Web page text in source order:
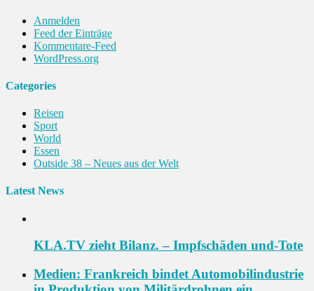
Anmelden
Feed der Einträge
Kommentare-Feed
WordPress.org
Categories
Reisen
Sport
World
Essen
Outside 38 – Neues aus der Welt
Latest News
KLA.TV zieht Bilanz. – Impfschäden und-Tote
Medien: Frankreich bindet Automobilindustrie